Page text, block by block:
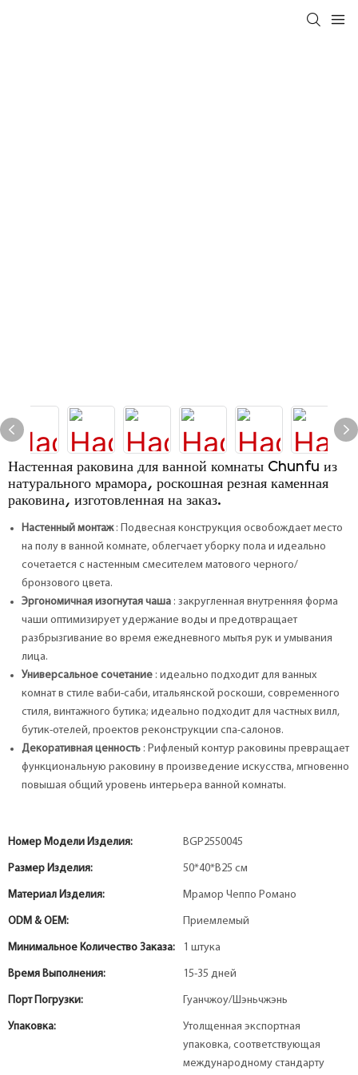
Настенная раковина для ванной комнаты Chunfu из
натурального мрамора, роскошная резная каменная
раковина, изготовленная на заказ.
Настенный монтаж: Подвесная конструкция освобождает место
на полу в ванной комнате, облегчает уборку пола и идеально
сочетается с настенным смесителем матового черного/
бронзового цвета.
Эргономичная изогнутая чаша: закругленная внутренняя форма
чаши оптимизирует удержание воды и предотвращает
разбрызгивание во время ежедневного мытья рук и умывания
лица.
Универсальное сочетание: идеально подходит для ванных
комнат в стиле ваби-саби, итальянской роскоши, современного
стиля, винтажного бутика; идеально подходит для частных вилл,
бутик-отелей, проектов реконструкции спа-салонов.
Декоративная ценность: Рифленый контур раковины превращает
функциональную раковину в произведение искусства, мгновенно
повышая общий уровень интерьера ванной комнаты.
Номер Модели Изделия: BGP2550045
Размер Изделия: 50*40*В25 см
Материал Изделия: Мрамор Чеппо Романо
ODM & OEM: Приемлемый
Минимальное Количество Заказа: 1 штука
Время Выполнения: 15-35 дней
Порт Погрузки: Гуанчжоу/Шэньчжэнь
Упаковка:
Утолщенная экспортная
упаковка, соответствующая
международному стандарту